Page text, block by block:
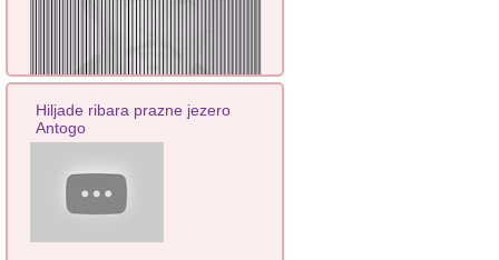
Hiljade ribara prazne jezero
Antogo